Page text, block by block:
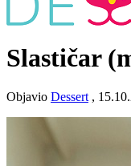
Slastičar
Objavio Dessert ,